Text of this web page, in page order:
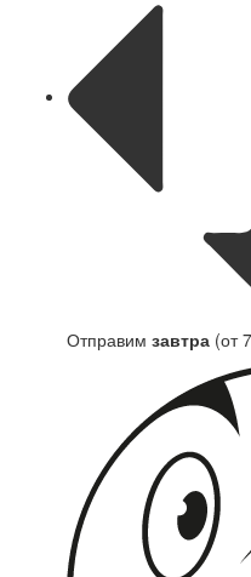
Отправим завтра (от